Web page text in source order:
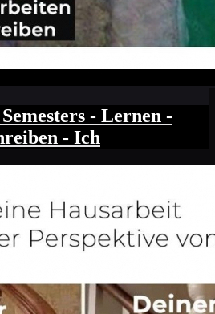
- Lernen -
- Ich